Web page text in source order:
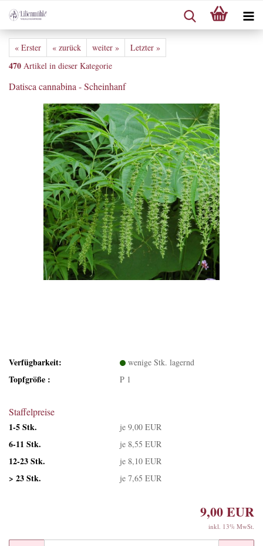
« Erster « zurück weiter » Letzter »
470 Artikel in dieser Kategorie
Datisca cannabina - Scheinhanf
Verfügbarkeit: wenige Stk. lagernd
Topfgröße : P 1
Staffelpreise
1-5 Stk.
je 9,00 EUR
6-11 Stk. je 8,55 EUR
12-23 Stk. je 8,10 EUR
> 23 Stk. je 7,65 EUR
9,00 EUR
inkl. 13% MwSt.